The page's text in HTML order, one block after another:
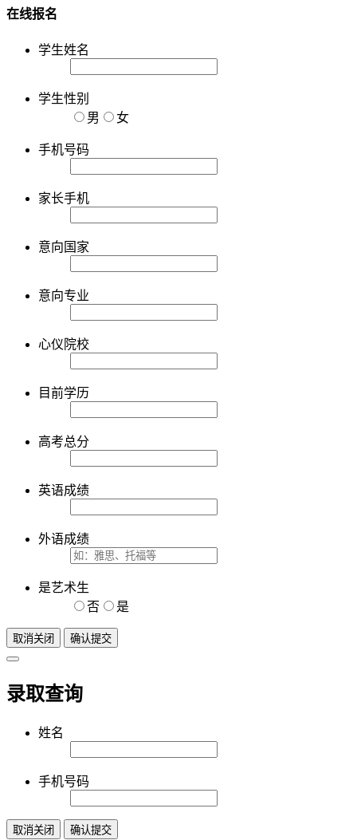
在线报名
学生姓名
学生性别
男
女
手机号码
家长手机
意向国家
意向专业
心仪院校
目前学历
高考总分
英语成绩
外语成绩
是艺术生
否
是
取消关闭 确认提交
录取查询
姓名
手机号码
取消关闭 确认提交